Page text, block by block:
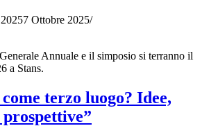
7 Ottobre 2025
Annuale e il simposio si terranno il
a Stans.
terzo luogo? Idee,
prospettive”